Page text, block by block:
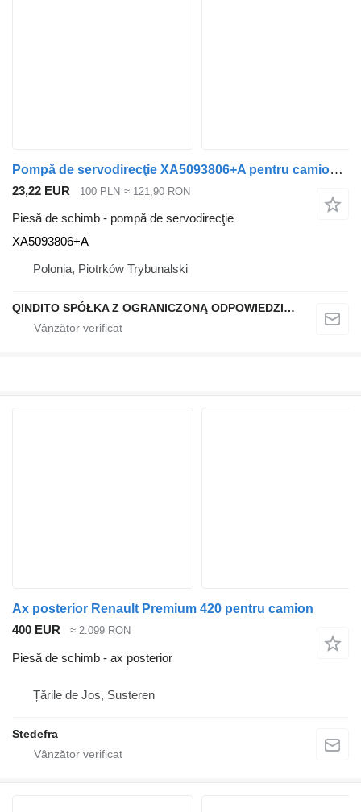
Pompă de servodirecţie XA5093806+A pentru camion Renault PREMIUM 420 I
23,22 EUR 100 PLN ≈ 121,90 RON
Piesă de schimb - pompă de servodirecţie
XA5093806+A
Polonia, Piotrków Trybunalski
QINDITO SPÓŁKA Z OGRANICZONĄ ODPOWIEDZIALNOŚCIĄ
Ax posterior Renault Premium 420 pentru camion
400 EUR
≈ 2.099 RON
Piesă de schimb - ax posterior
Țările de Jos, Susteren
Stedefra